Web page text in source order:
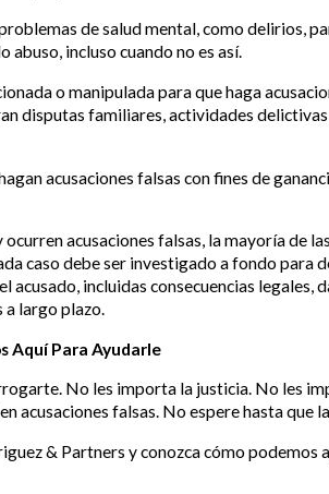
de salud mental, como delirios,
abuso, incluso cuando no es así.
o manipulada para que haga
disputas familiares, actividades
acusaciones falsas con fines de
acusaciones falsas, la mayoría de
caso debe ser investigado a fondo para
incluidas consecuencias legales,
a largo plazo.
Aquí Para Ayudarle
No les importa la justicia. No les
acusaciones falsas. No espere hasta que
& Partners y conozca cómo podemos